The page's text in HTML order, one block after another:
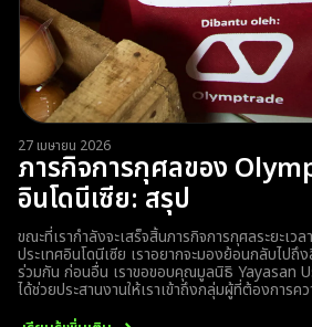
27 เมษายน 2026
ภารกิจการกุศลของ
อินโดนีเซีย: สรุป
ขณะที่เรากำลังจะเสร็จสิ้นภารกิจการกุศลระยะเว
ประเทศอินโดนีเซีย เราอยากจะมองย้อนกลับไปถึ
ร่วมกัน ก่อนอื่น เราขอขอบคุณมูลนิธิ Yayasan
ได้ช่วยประสานงานให้เราเข้าถึงกลุ่มผู้ที่ต้องการค